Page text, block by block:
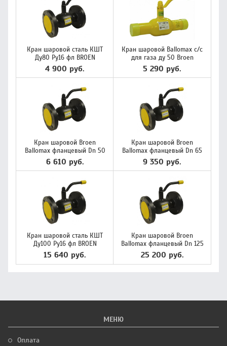
Кран шаровой сталь КШТ
Ду80 Ру16 фл BROEN
4 900 руб.
Кран шаровой Ballomax с/с
для газа ду 50 Broen
5 290 руб.
Кран шаровой Broen
Ballomax фланцевый Dn 50
6 610 руб.
Кран шаровой Broen
Ballomax фланцевый Dn 65
9 350 руб.
Кран шаровой сталь КШТ
Ду100 Ру16 фл BROEN
15 640 руб.
Кран шаровой Broen
Ballomax фланцевый Dn 125
25 200 руб.
МЕНЮ
Оплата